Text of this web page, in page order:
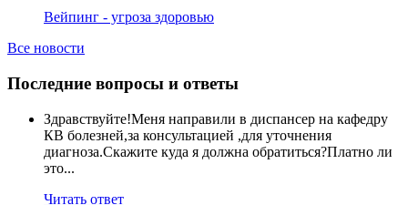
Вейпинг - угроза здоровью
Все новости
Последние вопросы и ответы
Здравствуйте!Меня направили в диспансер на кафедру
КВ болезней,за консультацией ,для уточнения
диагноза.Скажите куда я должна обратиться?Платно ли
это...
Читать ответ